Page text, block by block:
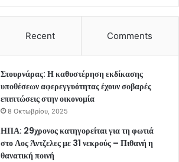
Recent Comments
Στουρνάρας: Η καθυστέρηση εκδίκασης
υποθέσεων αφερεγγυότητας έχουν σοβαρές
επιπτώσεις στην οικονομία
8 Οκτωβρίου, 2025
ΗΠΑ: 29χρονος κατηγορείται για τη φωτιά
στο Λος Άντζελες με 31 νεκρούς – Πιθανή η
θανατική ποινή